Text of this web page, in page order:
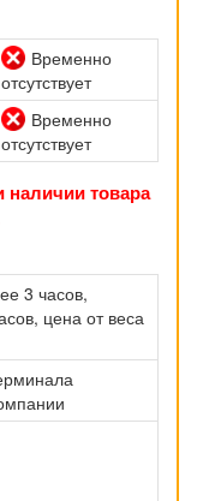
Временно
отсутствует
Временно
отсутствует
товара
3 часов,
цена от веса